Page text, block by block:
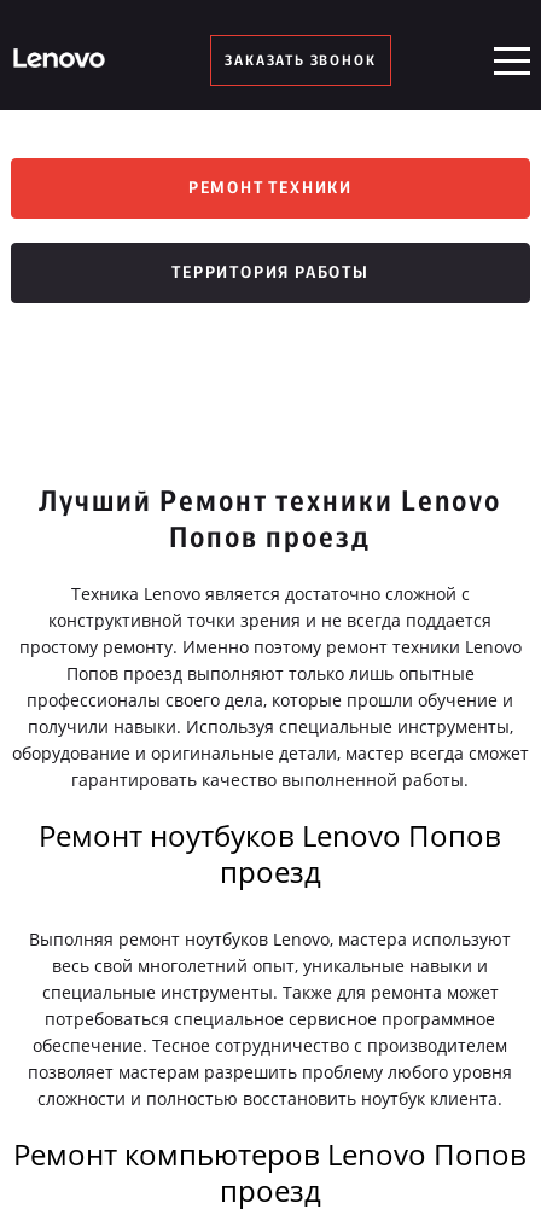
ЗАКАЗАТЬ ЗВОНОК
РЕМОНТ ТЕХНИКИ
ТЕРРИТОРИЯ РАБОТЫ
Лучший Ремонт техники Lenovo
Попов проезд
Техника Lenovo является достаточно сложной с
конструктивной точки зрения и не всегда поддается
простому ремонту. Именно поэтому ремонт техники Lenovo
Попов проезд выполняют только лишь опытные
профессионалы своего дела, которые прошли обучение и
получили навыки. Используя специальные инструменты,
оборудование и оригинальные детали, мастер всегда сможет
гарантировать качество выполненной работы.
Ремонт ноутбуков Lenovo Попов
проезд
Выполняя ремонт ноутбуков Lenovo, мастера используют
весь свой многолетний опыт, уникальные навыки и
специальные инструменты. Также для ремонта может
потребоваться специальное сервисное программное
обеспечение. Тесное сотрудничество с производителем
позволяет мастерам разрешить проблему любого уровня
сложности и полностью восстановить ноутбук клиента.
Ремонт компьютеров Lenovo Попов
проезд